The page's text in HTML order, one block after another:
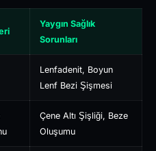
Yaygın Sağlık
Sorunları
Lenfadenit, Boyun
Lenf Bezi Şişmesi
Çene Altı Şişliği, Beze
Oluşumu